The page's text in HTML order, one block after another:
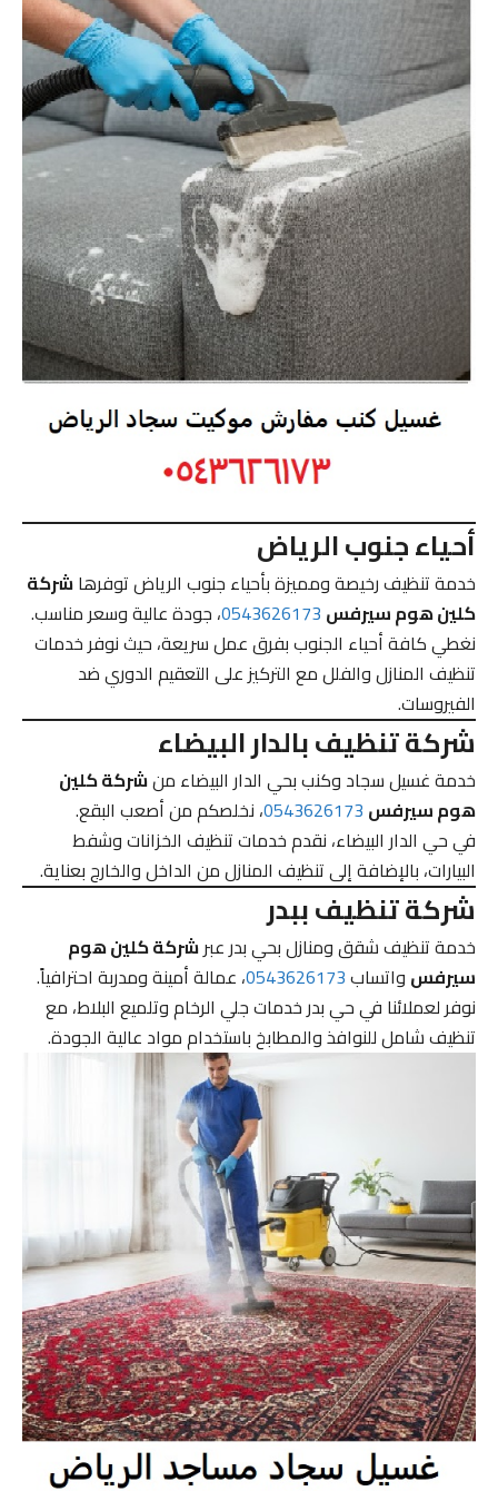
أحياء جنوب الرياض
خدمة تنظيف رخيصة ومميزة بأحياء جنوب الرياض توفرهاشركة
كلين هوم سيرفس0543626173، جودة عالية وسعر مناسب.
نغطي كافة أحياء الجنوب بفرق عمل سريعة، حيث نوفر خدمات
تنظيف المنازل والفلل مع التركيز على التعقيم الدوري ضد
الفيروسات.
شركة تنظيف بالدار البيضاء
خدمة غسيل سجاد وكنب بحي الدار البيضاء منشركة كلين
هوم سيرفس0543626173، نخلصكم من أصعب البقع.
في حي الدار البيضاء، نقدم خدمات تنظيف الخزانات وشفط
البيارات، بالإضافة إلى تنظيف المنازل من الداخل والخارج بعناية.
شركة تنظيف ببدر
خدمة تنظيف شقق ومنازل بحي بدر عبرشركة كلين هوم
سيرفسواتساب0543626173، عمالة أمينة ومدربة احترافياً.
نوفر لعملائنا في حي بدر خدمات جلي الرخام وتلميع البلاط، مع
تنظيف شامل للنوافذ والمطابخ باستخدام مواد عالية الجودة.